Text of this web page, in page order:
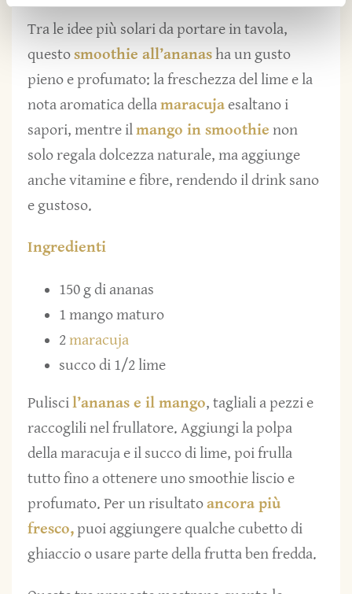
Tra le idee più solari da portare in tavola,
questosmoothie all’ananasha un gusto
pieno e profumato: la freschezza del lime e la
nota aromatica dellamaracujaesaltano i
sapori, mentre ilmango in smoothie non
solo regala dolcezza naturale, ma aggiunge
anche vitamine e fibre, rendendo il drink sano
e gustoso.
Ingredienti
150 g di ananas
1 mango maturo
2 maracuja
succo di 1/2 lime
Puliscil’ananas e il mango, tagliali a pezzi e
raccoglili nel frullatore. Aggiungi la polpa
della maracuja e il succo di lime, poi frulla
tutto fino a ottenere uno smoothie liscio e
profumato. Per un risultatoancora più
fresco,puoi aggiungere qualche cubetto di
ghiaccio o usare parte della frutta ben fredda.